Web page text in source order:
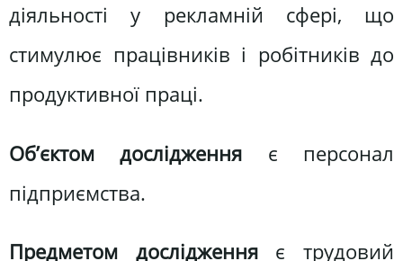
діяльності у рекламній сфері, що
стимулює працівників і робітників до
продуктивної праці.
Об’єктом дослідження є персонал
підприємства.
Предметом дослідженняє трудовий